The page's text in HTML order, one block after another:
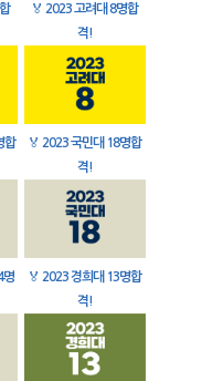
🏅 2023 고려대 8명합
격!
합
🏅 2023 국민대 18명합
격!
명
🏅 2023 경희대 13명합
격!